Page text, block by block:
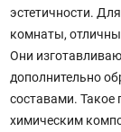
эстетичности.
комнаты,
Они
дополнительно
составами. Такое
химическим